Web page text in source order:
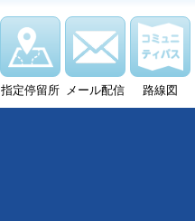
指定停留所 メール配信 路線図